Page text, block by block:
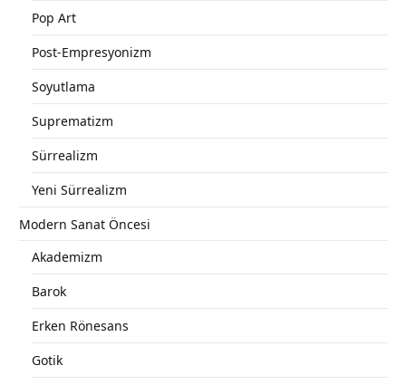
Pop Art
Post-Empresyonizm
Soyutlama
Suprematizm
Sürrealizm
Yeni Sürrealizm
Modern Sanat Öncesi
Akademizm
Barok
Erken Rönesans
Gotik